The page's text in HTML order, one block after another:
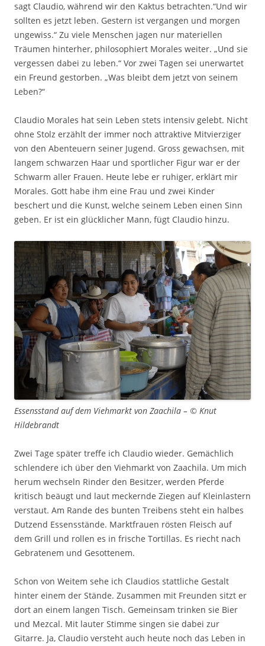
sagt Claudio, während wir den Kaktus betrachten.“Und wir
sollten es jetzt leben. Gestern ist vergangen und morgen
ungewiss.“ Zu viele Menschen jagen nur materiellen
Träumen hinterher, philosophiert Morales weiter. „Und sie
vergessen dabei zu leben.“ Vor zwei Tagen sei unerwartet
ein Freund gestorben. „Was bleibt dem jetzt von seinem
Leben?“
Claudio Morales hat sein Leben stets intensiv gelebt. Nicht
ohne Stolz erzählt der immer noch attraktive Mitvierziger
von den Abenteuern seiner Jugend. Gross gewachsen, mit
langem schwarzen Haar und sportlicher Figur war er der
Schwarm aller Frauen. Heute lebe er ruhiger, erklärt mir
Morales. Gott habe ihm eine Frau und zwei Kinder
beschert und die Kunst, welche seinem Leben einen Sinn
geben. Er ist ein glücklicher Mann, fügt Claudio hinzu.
Essensstand auf dem Viehmarkt von Zaachila – © Knut
Hildebrandt
Zwei Tage später treffe ich Claudio wieder. Gemächlich
schlendere ich über den Viehmarkt von Zaachila. Um mich
herum wechseln Rinder den Besitzer, werden Pferde
kritisch beäugt und laut meckernde Ziegen auf Kleinlastern
verstaut. Am Rande des bunten Treibens steht ein halbes
Dutzend Essensstände. Marktfrauen rösten Fleisch auf
dem Grill und rollen es in frische Tortillas. Es riecht nach
Gebratenem und Gesottenem.
Schon von Weitem sehe ich Claudios stattliche Gestalt
hinter einem der Stände. Zusammen mit Freunden sitzt er
dort an einem langen Tisch. Gemeinsam trinken sie Bier
und Mezcal. Mit lauter Stimme singen sie dabei zur
Gitarre. Ja, Claudio versteht auch heute noch das Leben in